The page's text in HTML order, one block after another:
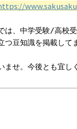
は、中学受験/高校
つ豆知識を掲載して
ませ。今後とも宜し